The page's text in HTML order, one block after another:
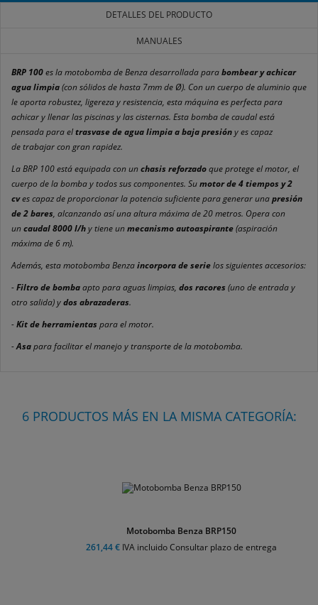
DETALLES DEL PRODUCTO
MANUALES
BRP 100es la motobomba de Benza desarrollada parabombear y achicar
agua limpia(con sólidos de hasta 7mm de Ø). Con un cuerpo de aluminio que
le aporta robustez, ligereza y resistencia, esta máquina es perfecta para
achicar y llenar las piscinas y las cisternas. Esta bomba de caudal está
pensada para eltrasvase de agua limpia a baja presióny es capaz
de trabajar con gran rapidez.
La BRP 100 está equipada con unchasis reforzadoque protege el motor, el
cuerpo de la bomba y todos sus componentes. Sumotor de 4 tiempos y 2
cves capaz de proporcionar la potencia suficiente para generar unapresión
de 2 bares, alcanzando así una altura máxima de 20 metros. Opera con
uncaudal 8000 l/hy tiene unmecanismo autoaspirante(aspiración
máxima de 6 m).
Además, esta motobomba Benzaincorpora de serielos siguientes accesorios:
-Filtro de bombaapto para aguas limpias, dos racores (uno de entrada y
otro salida) ydos abrazaderas.
-Kit de herramientas para el motor.
-Asapara facilitar el manejo y transporte de la motobomba.
6 PRODUCTOS MÁS EN LA MISMA CATEGORÍA:
Motobomba Benza BRP150
261,44 €IVA incluido Consultar plazo de entrega